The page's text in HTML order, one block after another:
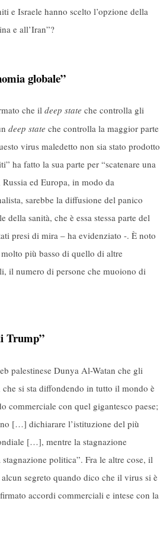
e Israele hanno scelto l’opzione della
e all’Iran”?
globale”
che ildeep state che controlla gli
deep state che controlla la maggior parte
virus maledetto non sia stato prodotto
ha fatto la sua parte per “scatenare una
ed Europa, in modo da
sarebbe la diffusione del panico
sanità, che è essa stessa parte del
presi di mira – ha evidenziato -. È noto
più basso di quello di altre
il numero di persone che muoiono di
Trump”
palestinese Dunya Al-Watan che gli
si sta diffondendo in tutto il mondo è
commerciale con quel gigantesco paese;
[…] dichiarare l’istituzione del più
[…], mentre la stagnazione
politica”. Fra le altre cose, il
segreto quando dico che il virus si è
accordi commerciali e intese con la